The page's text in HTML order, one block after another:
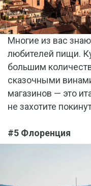
Многие из вас
любителей пищи.
большим
сказочными
магазинов — это
не захотите
#5 Флоренция